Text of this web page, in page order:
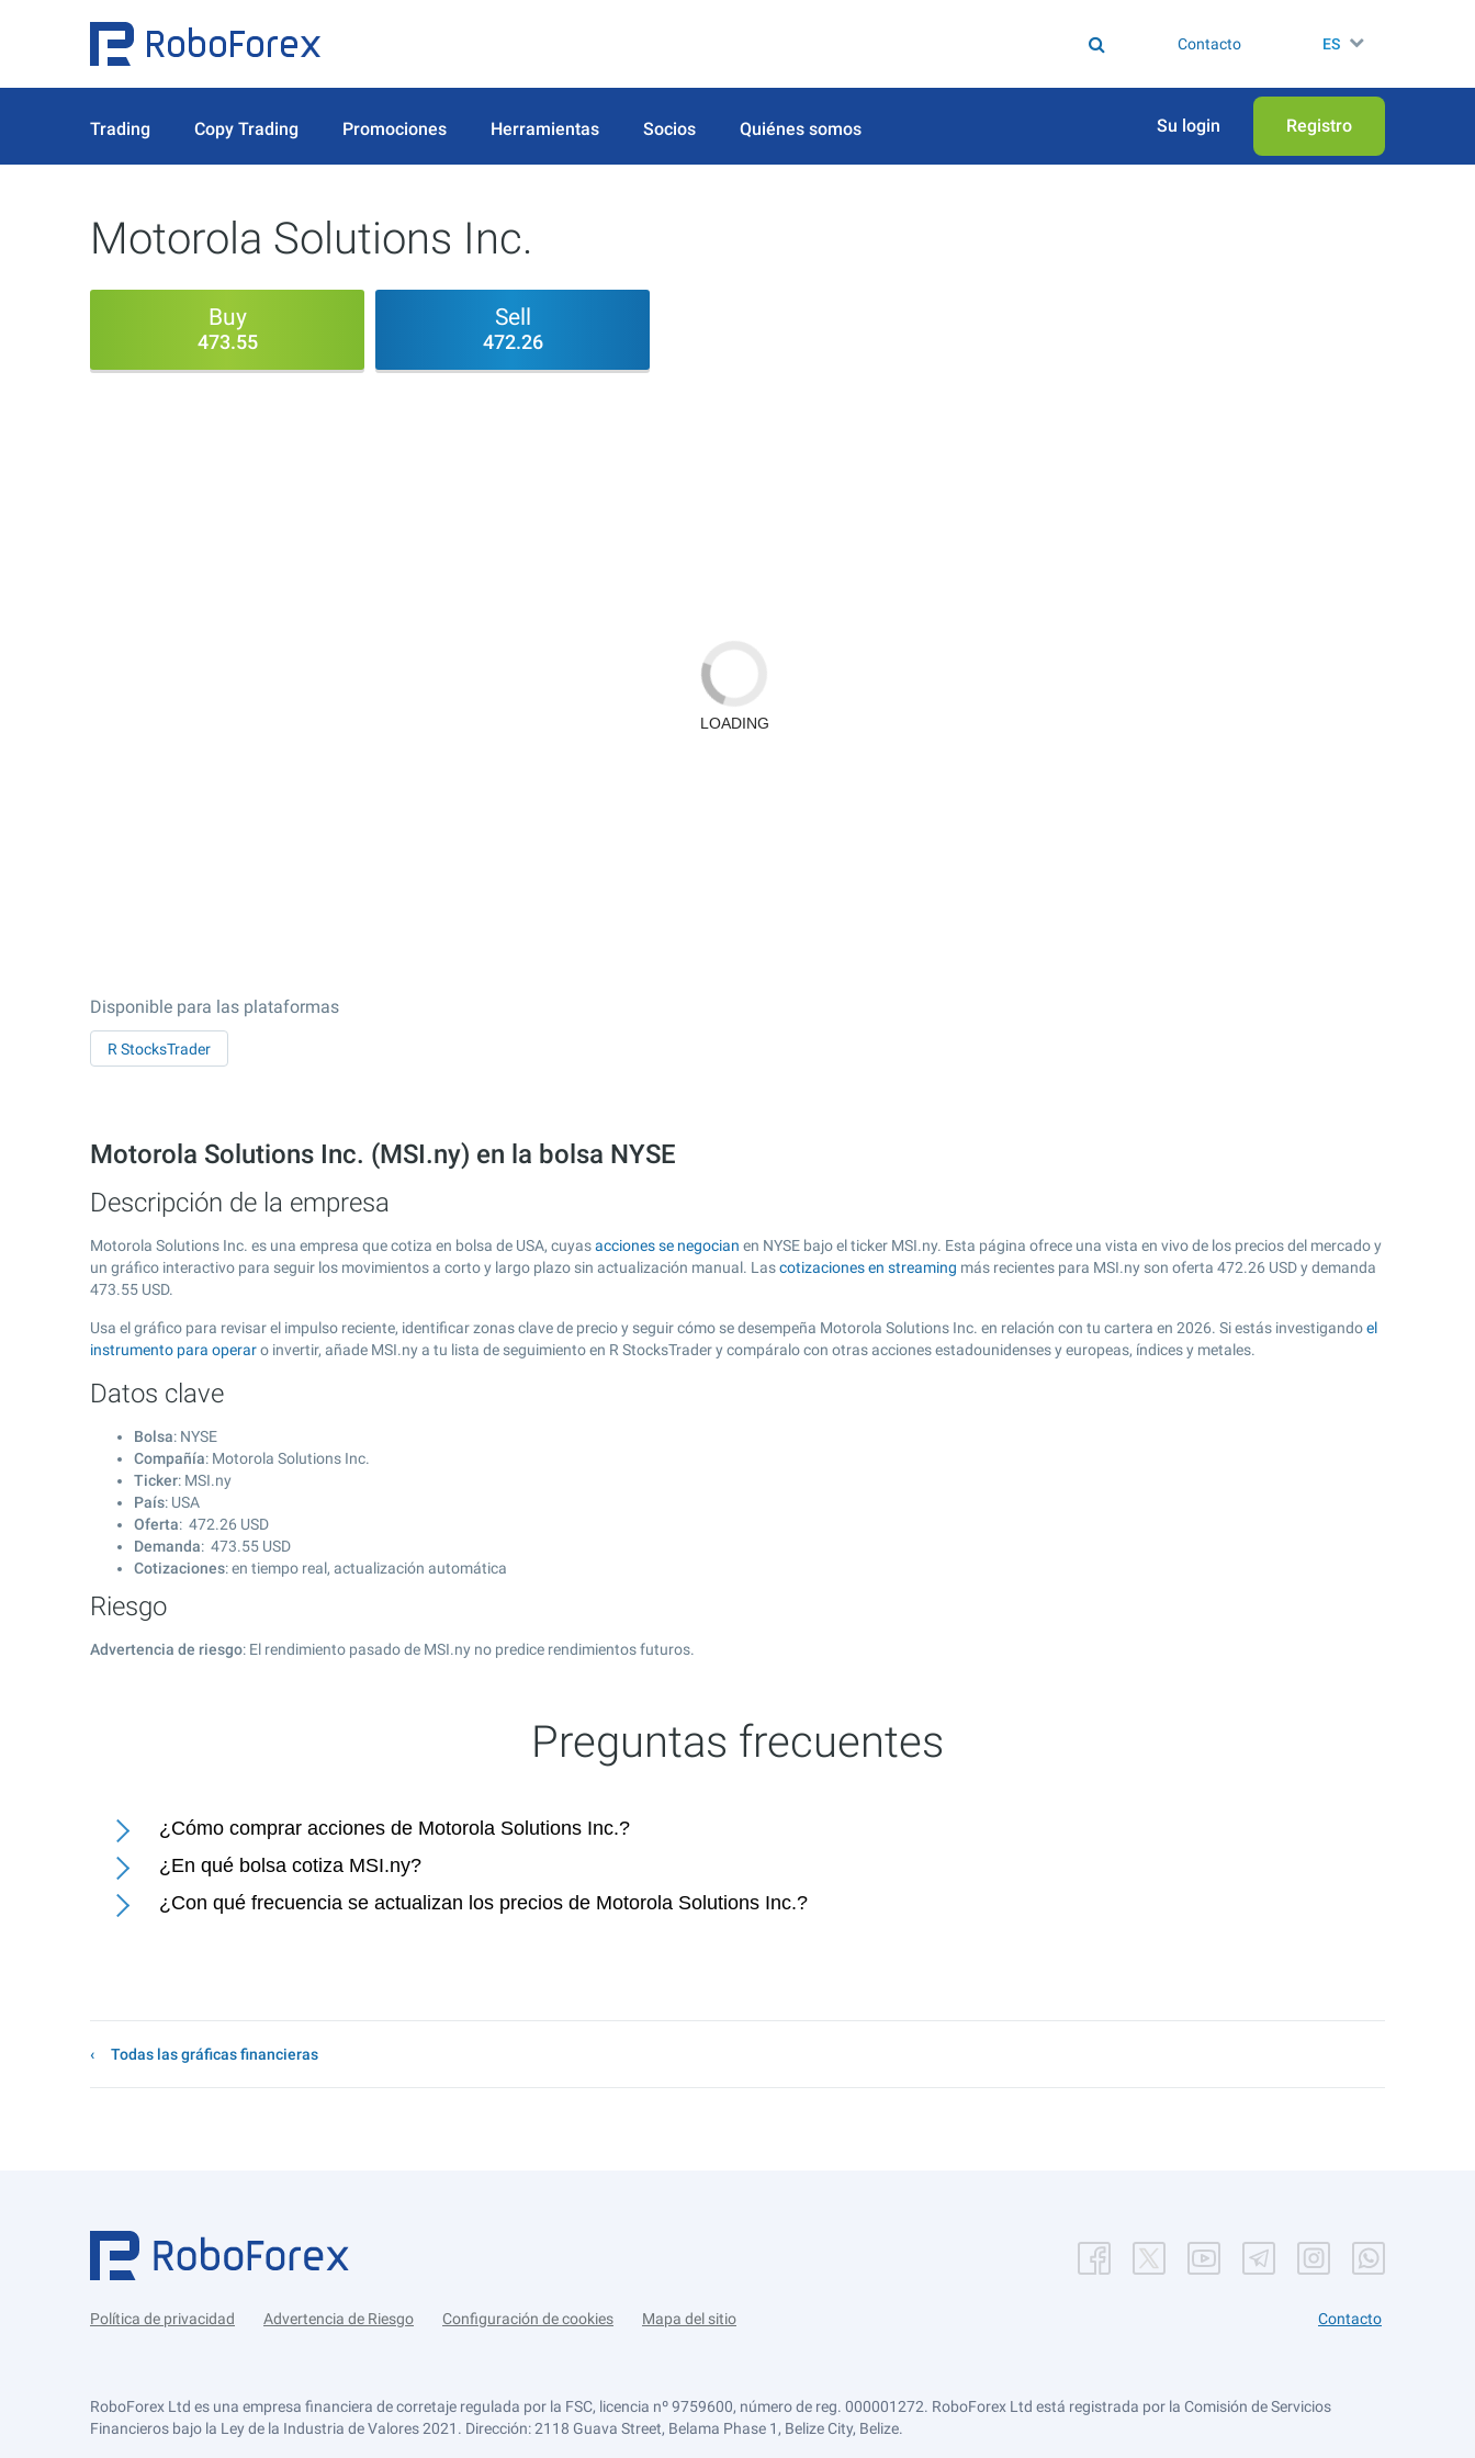
Contacto ES
Trading Copy Trading Promociones Herramientas Socios Quiénes somos Su login Registro
Motorola Solutions Inc.
Buy
473.55
Sell
472.26
Disponible para las plataformas
R StocksTrader
Motorola Solutions Inc. (MSI.ny) en la bolsa NYSE
Descripción de la empresa
Motorola Solutions Inc. es una empresa que cotiza en bolsa de USA, cuyasacciones se negocian en NYSE bajo el ticker MSI.ny. Esta página ofrece una vista en vivo de los precios del mercado y
un gráfico interactivo para seguir los movimientos a corto y largo plazo sin actualización manual. Lascotizaciones en streaming más recientes para MSI.ny son oferta 472.26 USD y demanda
473.55 USD.
Usa el gráfico para revisar el impulso reciente, identificar zonas clave de precio y seguir cómo se desempeña Motorola Solutions Inc. en relación con tu cartera en 2026. Si estás investigandoel
instrumento para operaro invertir, añade MSI.ny a tu lista de seguimiento en R StocksTrader y compáralo con otras acciones estadounidenses y europeas, índices y metales.
Datos clave
Bolsa: NYSE
Compañía: Motorola Solutions Inc.
Ticker: MSI.ny
País: USA
Oferta: 472.26 USD
Demanda: 473.55 USD
Cotizaciones: en tiempo real, actualización automática
Riesgo
Advertencia de riesgo: El rendimiento pasado de MSI.ny no predice rendimientos futuros.
Preguntas frecuentes
¿Cómo comprar acciones de Motorola Solutions Inc.?
¿En qué bolsa cotiza MSI.ny?
¿Con qué frecuencia se actualizan los precios de Motorola Solutions Inc.?
Todas las gráficas financieras
Política de privacidad Advertencia de Riesgo Configuración de cookies Mapa del sitio Contacto
RoboForex Ltd es una empresa financiera de corretaje regulada por la FSC, licencia nº 9759600, número de reg. 000001272. RoboForex Ltd está registrada por la Comisión de Servicios
Financieros bajo la Ley de la Industria de Valores 2021. Dirección: 2118 Guava Street, Belama Phase 1, Belize City, Belize.